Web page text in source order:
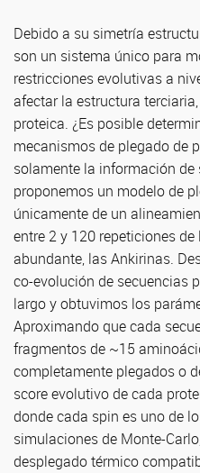
Debido a su simetría
son un sistema único para
restricciones evolutivas a
afectar la estructura
proteica. ¿Es posible
mecanismos de plegado de
solamente la información de
proponemos un modelo de
únicamente de un
entre 2 y 120 repeticiones
abundante, las Ankirinas.
co-evolución de secuencias
largo y obtuvimos los
Aproximando que cada
fragmentos de ~15
completamente plegados o
score evolutivo de cada
donde cada spin es uno de
simulaciones de Monte-
desplegado térmico